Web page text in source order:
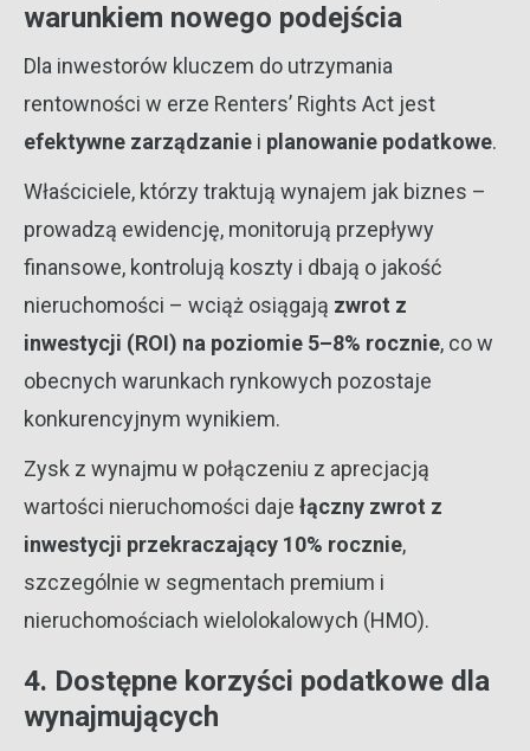
warunkiem nowego podejścia
Dla inwestorów kluczem do utrzymania
rentowności w erze Renters’ Rights Act jest
efektywne zarządzanie i planowanie podatkowe.
Właściciele, którzy traktują wynajem jak biznes –
prowadzą ewidencję, monitorują przepływy
finansowe, kontrolują koszty i dbają o jakość
nieruchomości – wciąż osiągają zwrot z
inwestycji (ROI) na poziomie 5–8% rocznie, co w
obecnych warunkach rynkowych pozostaje
konkurencyjnym wynikiem.
Zysk z wynajmu w połączeniu z aprecjacją
wartości nieruchomości daje łączny zwrot z
inwestycji przekraczający 10% rocznie,
szczególnie w segmentach premium i
nieruchomościach wielolokalowych (HMO).
4. Dostępne korzyści podatkowe dla
wynajmujących